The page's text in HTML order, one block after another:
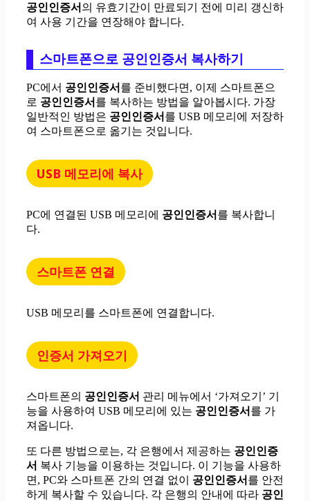
공인인증서 의 유효기간이 만료되기 전에 미리 갱신하
여 사용 기간을 연장해야 합니다.
스마트폰으로 공인인증서 복사하기
PC에서 공인인증서 를 준비했다면, 이제 스마트폰으
로 공인인증서 를 복사하는 방법을 알아봅시다. 가장
일반적인 방법은 공인인증서 를 USB 메모리에 저장하
여 스마트폰으로 옮기는 것입니다.
USB 메모리에 복사
PC에 연결된 USB 메모리에 공인인증서 를 복사합니
다.
스마트폰 연결
USB 메모리를 스마트폰에 연결합니다.
인증서 가져오기
스마트폰의 공인인증서 관리 메뉴에서 ‘가져오기’ 기
능을 사용하여 USB 메모리에 있는 공인인증서 를 가
져옵니다.
또 다른 방법으로는, 각 은행에서 제공하는 공인인증
서 복사 기능을 이용하는 것입니다. 이 기능을 사용하
면, PC와 스마트폰 간의 연결 없이 공인인증서 를 안전
하게 복사할 수 있습니다. 각 은행의 안내에 따라 공인